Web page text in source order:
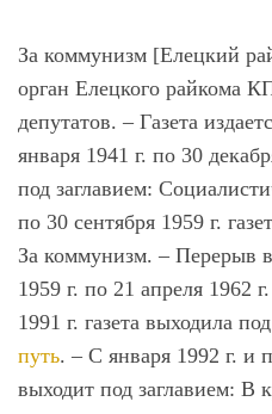
За коммунизм [Елецкий
орган Елецкого райкома
депутатов. – Газета
января 1941 г. по 30
под заглавием:
по 30 сентября 1959 г.
За коммунизм. – Перерыв
1959 г. по 21 апреля 1962
1991 г. газета выходила
путь. – С января 1992 г. и
выходит под заглавием: В